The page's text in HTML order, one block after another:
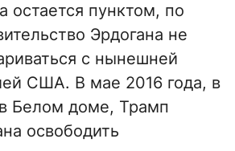
остается пунктом, по
Эрдогана не
с нынешней
США. В мае 2016 года, в
Белом доме, Трамп
освободить